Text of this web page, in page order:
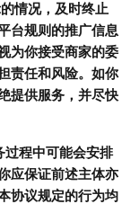
情况，及时终止
台规则的推广信息
为你接受商家的委
责任和风险。如你
提供服务，并尽快
过程中可能会安排
应保证前述主体亦
协议规定的行为均